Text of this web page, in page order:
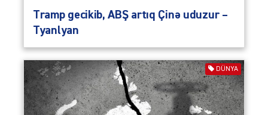
Tramp gecikib, ABŞ artıq Çinə uduzur –
Tyanlyan
DÜNYA